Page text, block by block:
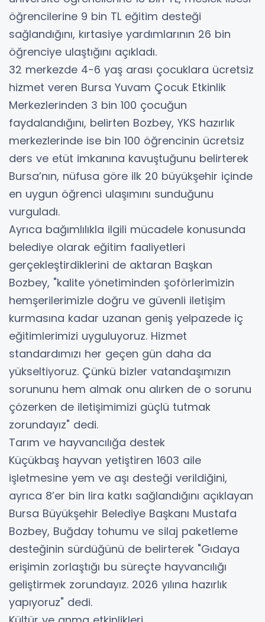
öğrencilerine 9 bin TL eğitim desteği
sağlandığını, kırtasiye yardımlarının 26 bin
öğrenciye ulaştığını açıkladı.
32 merkezde 4-6 yaş arası çocuklara ücretsiz
hizmet veren Bursa Yuvam Çocuk Etkinlik
Merkezlerinden 3 bin 100 çocuğun
faydalandığını, belirten Bozbey, YKS hazırlık
merkezlerinde ise bin 100 öğrencinin ücretsiz
ders ve etüt imkanına kavuştuğunu belirterek
Bursa’nın, nüfusa göre ilk 20 büyükşehir içinde
en uygun öğrenci ulaşımını sunduğunu
vurguladı.
Ayrıca bağımlılıkla ilgili mücadele konusunda
belediye olarak eğitim faaliyetleri
gerçekleştirdiklerini de aktaran Başkan
Bozbey, "kalite yönetiminden şoförlerimizin
hemşerilerimizle doğru ve güvenli iletişim
kurmasına kadar uzanan geniş yelpazede iç
eğitimlerimizi uyguluyoruz. Hizmet
standardımızı her geçen gün daha da
yükseltiyoruz. Çünkü bizler vatandaşımızın
sorununu hem almak onu alırken de o sorunu
çözerken de iletişimimizi güçlü tutmak
zorundayız" dedi.
Tarım ve hayvancılığa destek
Küçükbaş hayvan yetiştiren 1603 aile
işletmesine yem ve aşı desteği verildiğini,
ayrıca 8’er bin lira katkı sağlandığını açıklayan
Bursa Büyükşehir Belediye Başkanı Mustafa
Bozbey, Buğday tohumu ve silaj paketleme
desteğinin sürdüğünü de belirterek "Gıdaya
erişimin zorlaştığı bu süreçte hayvancılığı
geliştirmek zorundayız. 2026 yılına hazırlık
yapıyoruz" dedi.